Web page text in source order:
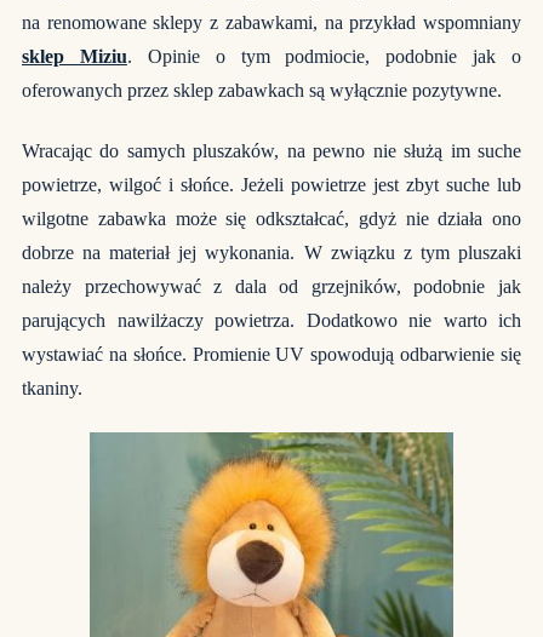
na renomowane sklepy z zabawkami, na przykład wspomniany
sklep Miziu. Opinie o tym podmiocie, podobnie jak o
oferowanych przez sklep zabawkach są wyłącznie pozytywne.
Wracając do samych pluszaków, na pewno nie służą im suche
powietrze, wilgoć i słońce. Jeżeli powietrze jest zbyt suche lub
wilgotne zabawka może się odkształcać, gdyż nie działa ono
dobrze na materiał jej wykonania. W związku z tym pluszaki
należy przechowywać z dala od grzejników, podobnie jak
parujących nawilżaczy powietrza. Dodatkowo nie warto ich
wystawiać na słońce. Promienie UV spowodują odbarwienie się
tkaniny.